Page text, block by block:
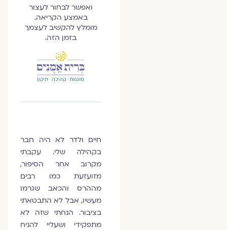
ואפשר לבחור לעצור
באמצע הקריאה.
מומלץ להקשיב לעצמך
בזמן הזה.
חיים ולדר לא היה חבר
בקהילה שלי. עקבתי
מקרוב אחר הסיפור,
מזועזעת כמו רבים
מההרס והכאב שגרמו
מעשיו, אבל לא התבטאתי
בציבור. הנחתי שזה לא
מתפקידי ושעליי להניח